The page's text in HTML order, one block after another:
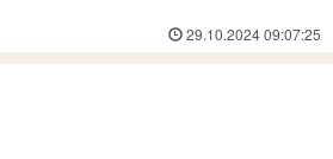
29.10.2024 09:07:25